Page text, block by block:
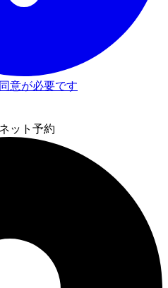
意が必要です
ット予約